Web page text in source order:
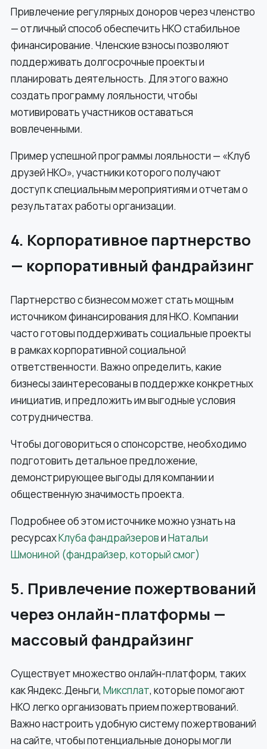
Привлечение регулярных доноров через членство
— отличный способ обеспечить НКО стабильное
финансирование. Членские взносы позволяют
поддерживать долгосрочные проекты и
планировать деятельность. Для этого важно
создать программу лояльности, чтобы
мотивировать участников оставаться
вовлеченными.
Пример успешной программы лояльности — «Клуб
друзей НКО», участники которого получают
доступ к специальным мероприятиям и отчетам о
результатах работы организации.
4. Корпоративное партнерство
— корпоративный фандрайзинг
Партнерство с бизнесом может стать мощным
источником финансирования для НКО. Компании
часто готовы поддерживать социальные проекты
в рамках корпоративной социальной
ответственности. Важно определить, какие
бизнесы заинтересованы в поддержке конкретных
инициатив, и предложить им выгодные условия
сотрудничества.
Чтобы договориться о спонсорстве, необходимо
подготовить детальное предложение,
демонстрирующее выгоды для компании и
общественную значимость проекта.
Подробнее об этом источнике можно узнать на
ресурсахКлуба фандрайзеровиНатальи
Шмониной (фандрайзер, который смог)
5. Привлечение пожертвований
через онлайн-платформы —
массовый фандрайзинг
Существует множество онлайн-платформ, таких
как Яндекс.Деньги, Миксплат, которые помогают
НКО легко организовать прием пожертвований.
Важно настроить удобную систему пожертвований
на сайте, чтобы потенциальные доноры могли